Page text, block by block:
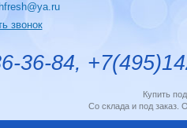
звонок
36-84,
Купить
Со склада и под заказ.